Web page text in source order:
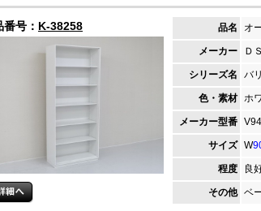
番号： K-38258 品名 オ
メーカー Ｄ
シリーズ名 バ
色・素材 ホ
メーカー型番
サイズ W
程度 良
その他 ベ